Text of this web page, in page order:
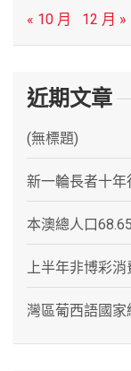
« 10 月
12 月 »
近期文章
(無標題)
新一輪長者十
本澳總人口
上半年非博彩消
灣區葡西語國